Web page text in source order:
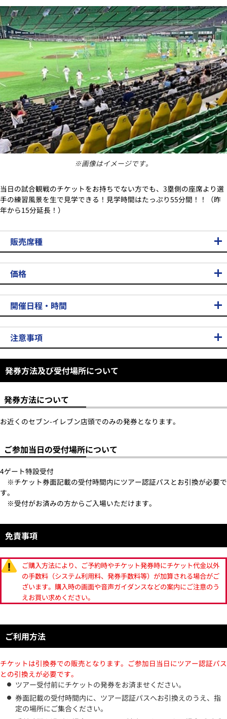
※画像はイメージです。
当日の試合観戦のチケットをお持ちでない方でも、3塁側の座席より選
手の練習風景を生で見学できる！見学時間はたっぷり55分間！！（昨
年から15分延長！）
販売席種
価格
開催日程・時間
注意事項
発券方法及び受付場所について
発券方法について
お近くのセブン-イレブン店頭でのみの発券となります。
ご参加当日の受付場所について
4ゲート特設受付
※チケット券面記載の受付時間内にツアー認証パスとお引換が必要で
す。
※受付がお済みの方からご入場いただけます。
免責事項
ご購入方法により、ご予約時やチケット発券時にチケット代金以外
の手数料（システム利用料、発券手数料等）が加算される場合がご
ざいます。購入時の画面や音声ガイダンスなどの案内にご注意のう
えお買い求めください。
ご利用方法
チケットは引換券での販売となります。ご参加日当日にツアー認証パス
との引換えが必要です。
ツアー受付前にチケットの発券をお済ませください。
券面記載の受付時間内に、ツアー認証パスへお引換えのうえ、指
定の場所にご集合ください。